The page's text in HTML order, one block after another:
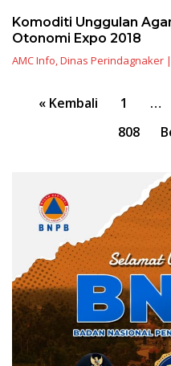
Komoditi Unggulan
Otonomi Expo 2018
AMC Info,Dinas Perindagnaker |
Navigasi
« Kembali 1 …
808